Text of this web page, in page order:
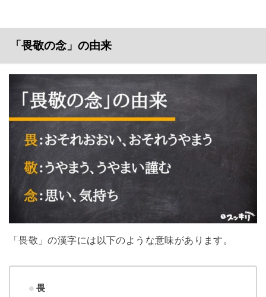
「畏敬の念」の由来
「畏敬」の漢字には以下のような意味があります。
畏